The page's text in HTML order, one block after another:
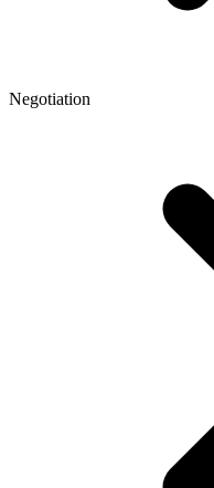
Negotiation